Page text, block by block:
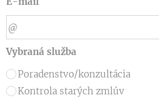
Vybraná služba
Poradenstvo/konzultácia
Kontrola starých zmlúv